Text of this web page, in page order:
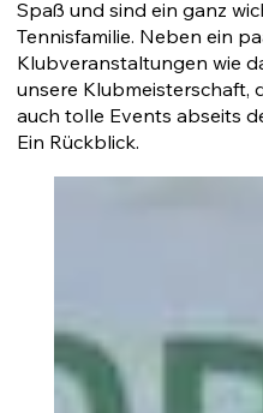
Spaß und sind ein ganz
Tennisfamilie. Neben ein
Klubveranstaltungen wie
unsere Klubmeisterschaft,
auch tolle Events abseits
Ein Rückblick.